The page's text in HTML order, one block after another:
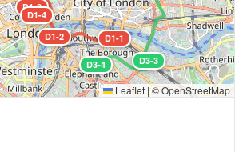
D1-1
D1-2
D1-3
D1-4
D3-3
D3-4
Leaflet | ©OpenStreetMap